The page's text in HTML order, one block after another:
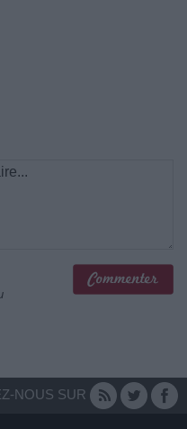
NOUS SUR